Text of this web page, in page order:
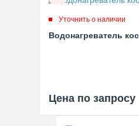
Уточнить о наличии
Водонагреватель
Цена по запросу